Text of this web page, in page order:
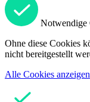
Notwendige
Ohne diese Cookies
nicht bereitgestellt
Alle Cookies anzeigen